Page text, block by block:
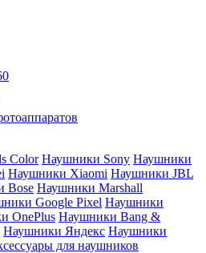
Color Наушники Sony Наушники
Наушники Xiaomi Наушники JBL
Bose Наушники Marshall
Google Pixel Наушники
OnePlus Наушники Bang &
Наушники Яндекс Наушники
для наушников